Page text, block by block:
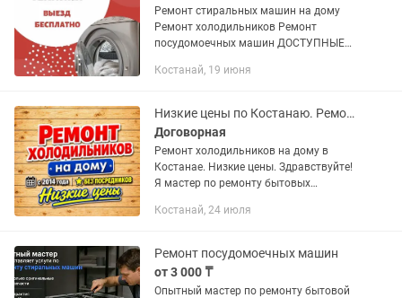
Ремонт стиральных машин на дому
Ремонт холодильников Ремонт
посудомоечных машин ДОСТУПНЫЕ
оригинальных запчастей Выезд в
Здравствуйте наш сервис...
Костанай, 19 июня
Низкие цены по Костанаю. Ремонт холодильников.
Договорная
Ремонт холодильников на дому в
Костанае. Низкие цены. Здравствуйте!
Я мастер по ремонту бытовых
сфере — с 2014 года. Работаю сам на
Костанай, 24 июля
Ремонт посудомоечных машин
от 3 000 ₸
Опытный мастер по ремонту бытовой